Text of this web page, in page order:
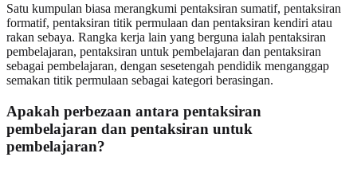
Satu kumpulan biasa merangkumi pentaksiran sumatif, pentaksiran
formatif, pentaksiran titik permulaan dan pentaksiran kendiri atau
rakan sebaya. Rangka kerja lain yang berguna ialah pentaksiran
pembelajaran, pentaksiran untuk pembelajaran dan pentaksiran
sebagai pembelajaran, dengan sesetengah pendidik menganggap
semakan titik permulaan sebagai kategori berasingan.
Apakah perbezaan antara pentaksiran
pembelajaran dan pentaksiran untuk
pembelajaran?